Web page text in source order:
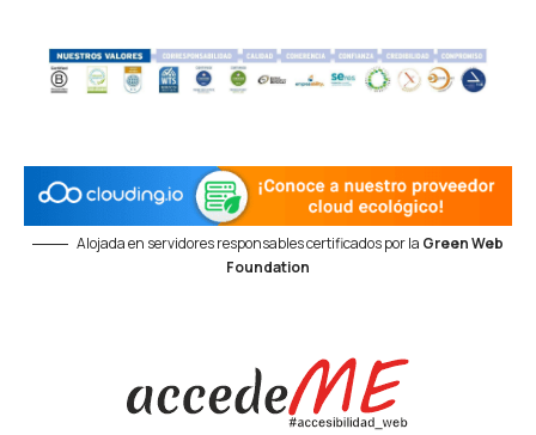
Alojada en servidores responsables certificados por la Green Web
Foundation